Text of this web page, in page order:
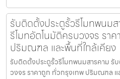
รับติดตั้งประตูรั้วรีโมทพนม
รีโมทอัตโนมัติครบวงจร รา
ปริมณฑล และพื้นที่ใกล้เคียง
รับติดตั้งประตูรั้วรีโมทพนมสารคาม รั
วงจร ราคาถูก ทั่วกรุงเทพ ปริมณฑล